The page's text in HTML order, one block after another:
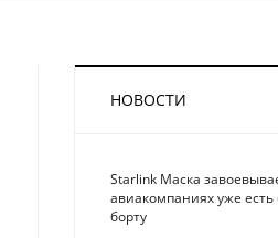
НОВОСТИ
Starlink Маска
авиакомпаниях уже есть
борту